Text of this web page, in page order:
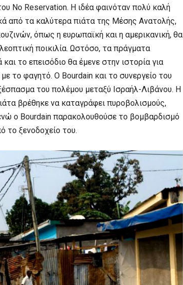
No Reservation. Η ιδέα φαινόταν πολύ καλή
από τα καλύτερα πιάτα της Μέσης Ανατολής,
όπως η ευρωπαϊκή και η αμερικανική, θα
ποικιλία. Ωστόσο, τα πράγματα
το επεισόδιο θα έμενε στην ιστορία για
το φαγητό. Ο Bourdain και το συνεργείο του
του πολέμου μεταξύ Ισραήλ-Λιβάνου. Η
βρέθηκε να καταγράφει πυροβολισμούς,
ο Bourdain παρακολουθούσε το βομβαρδισμό
το ξενοδοχείο του.